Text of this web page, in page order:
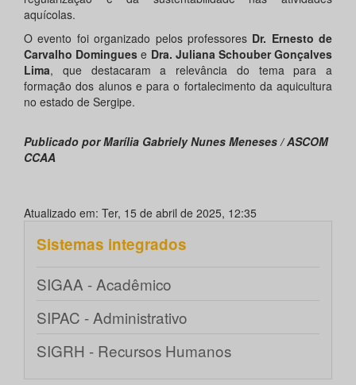
aquícolas.
O evento foi organizado pelos professores Dr. Ernesto de
Carvalho Domingues e Dra. Juliana Schouber Gonçalves
Lima, que destacaram a relevância do tema para a
formação dos alunos e para o fortalecimento da aquicultura
no estado de Sergipe.
Publicado por Marília Gabriely Nunes Meneses / ASCOM
CCAA
Atualizado em: Ter, 15 de abril de 2025, 12:35
Sistemas integrados
SIGAA - Acadêmico
SIPAC - Administrativo
SIGRH - Recursos Humanos